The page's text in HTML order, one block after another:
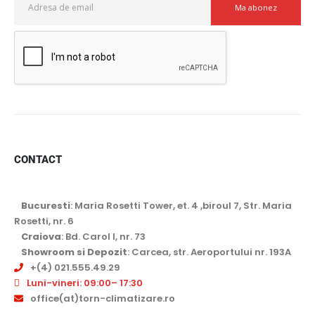
CONTACT
Bucuresti: Maria Rosetti Tower, et. 4 ,biroul 7, Str. Maria
Rosetti, nr. 6
Craiova: Bd. Carol I, nr. 73
Showroom si Depozit: Carcea, str. Aeroportului nr. 193A
+(4) 021.555.49.29
Luni-vineri: 09:00– 17:30
office(at)torn-climatizare.ro